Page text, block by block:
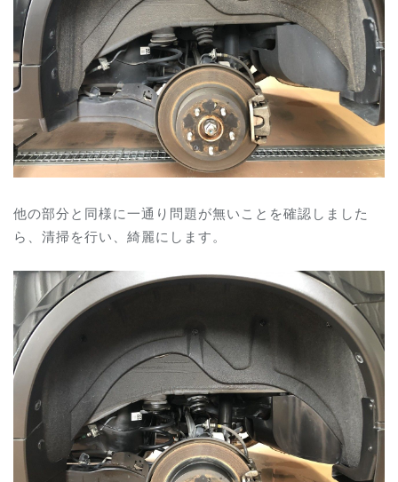
他の部分と同様に一通り問題が無いことを確認しました
ら、清掃を行い、綺麗にします。